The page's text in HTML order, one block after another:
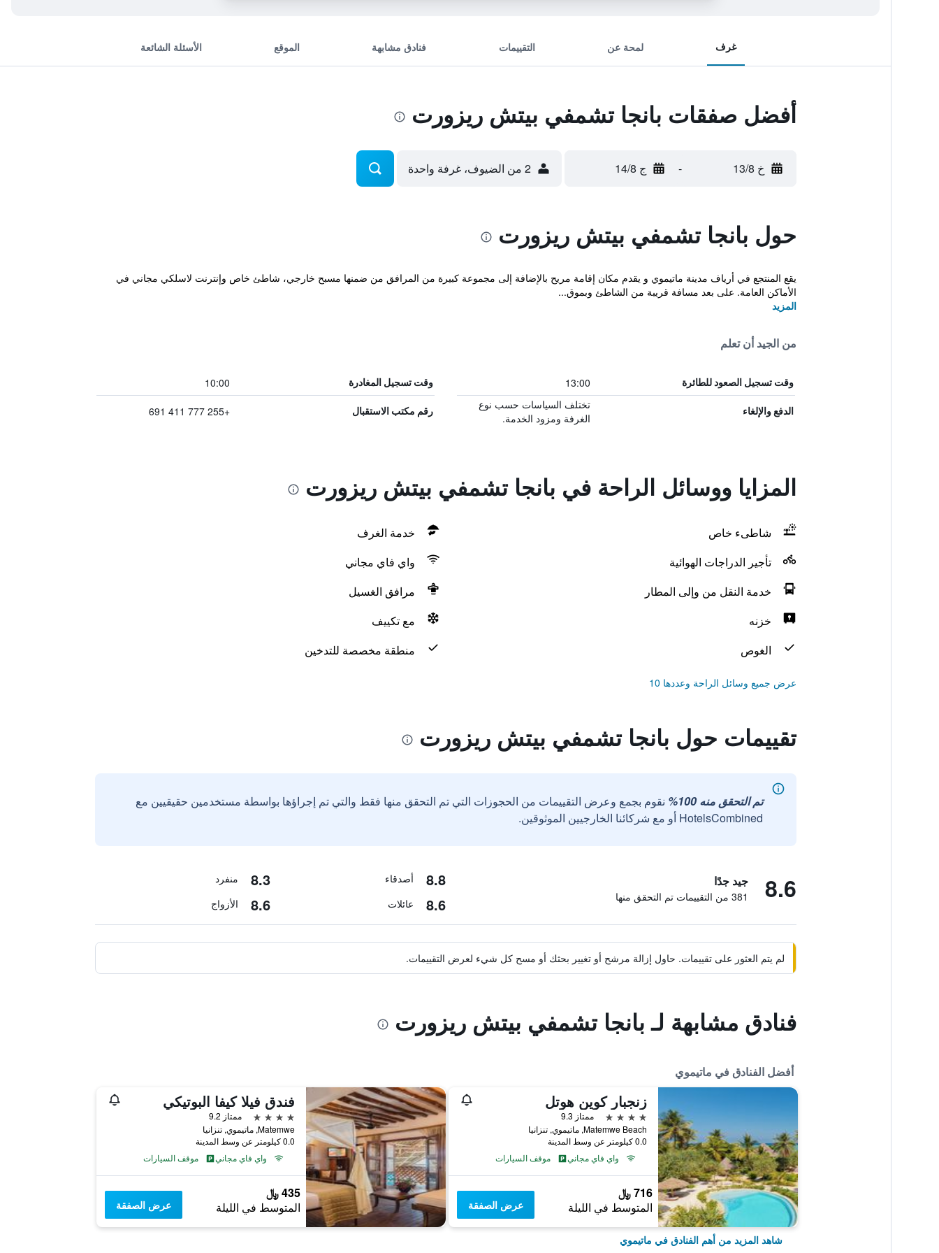
غرف لمحة عن التقييمات فنادق مشابهة الموقع الأسئلة الشائعة
أفضل صفقات بانجا تشمفي بيتش ريزورت
خ 13/8 - ج 14/8 2 من الضيوف، غرفة واحدة
حول بانجا تشمفي بيتش ريزورت
يقع المنتجع في أرياف مدينة ماتيموي و يقدم مكان إقامة مريح بالإضافة إلى مجموعة كبيرة من المرافق من ضمنها مسبح خارجي، شاطئ خاص وإنترنت لاسلكي مجاني في
الأماكن العامة. على بعد مسافة قريبة من الشاطئ وبموق...
المزيد
من الجيد أن تعلم
وقت تسجيل الصعود للطائرة 13:00 وقت تسجيل المغادرة 10:00
الدفع والإلغاء
تختلف السياسات حسب نوع
الغرفة ومزود الخدمة.
رقم مكتب الاستقبال +255 777 411 691
المزايا ووسائل الراحة في بانجا تشمفي بيتش ريزورت
شاطىء خاص
خدمة الغرف
تأجير الدراجات الهوائية
واي فاي مجاني
خدمة النقل من وإلى المطار
مرافق الغسيل
خزنه
مع تكييف
الغوص
منطقة مخصصة للتدخين
عرض جميع وسائل الراحة وعددها 10
تقييمات حول بانجا تشمفي بيتش ريزورت
تم التحقق منه 100%
نقوم بجمع وعرض التقييمات من الحجوزات التي تم التحقق منها فقط والتي تم إجراؤها بواسطة مستخدمين حقيقيين مع
HotelsCombined أو مع شركائنا الخارجيين الموثوقين.
8.6 جيد جدًا
381 من التقييمات تم التحقق منها
8.8 أصدقاء 8.3 منفرد
8.6 عائلات 8.6 الأزواج
لم يتم العثور على تقييمات. حاول إزالة مرشح أو تغيير بحثك أو مسح كل شيء لعرض التقييمات.
فنادق مشابهة لـ بانجا تشمفي بيتش ريزورت
أفضل الفنادق في ماتيموي
زنجبار كوين هوتل
4 نجوم
ممتاز 9.3
Matemwe Beach, ماتيموي, تنزانيا
0.0 كيلومتر عن وسط المدينة
واي فاي مجاني
موقف السيارات
716 ﷼
المتوسط في الليلة عرض الصفقة
فندق فيلا كيفا البوتيكي
4 نجوم
ممتاز 9.2
Matemwe, ماتيموي, تنزانيا
0.0 كيلومتر عن وسط المدينة
واي فاي مجاني
موقف السيارات
435 ﷼
المتوسط في الليلة عرض الصفقة
شاهد المزيد من أهم الفنادق في ماتيموي